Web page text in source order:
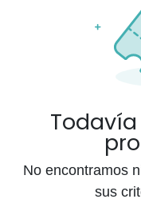
No encontramos
sus